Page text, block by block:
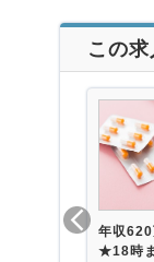
この
年収
★18時